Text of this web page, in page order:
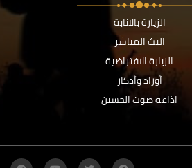
الزيارة بالانابة
البث المباشر
الزيارة الافتراضية
أوراد وأذكار
اذاعة صوت الحسين